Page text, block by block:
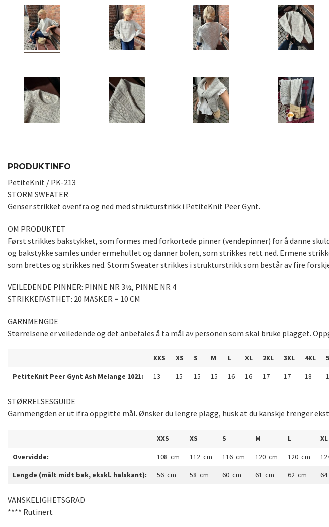
PRODUKTINFO
PetiteKnit / PK-213
STORM SWEATER
Genser strikket ovenfra og ned med strukturstrikk i PetiteKnit Peer Gynt.
OM PRODUKTET
Først strikkes bakstykket, som formes med forkortede pinner (vendepinner) for å danne
og bakstykke samles under ermehullet og danner bolen, som strikkes rett ned. Ermene
som brettes og strikkes ned. Storm Sweater strikkes i strukturstrikk som består av fire
VEILEDENDE PINNER: PINNE NR 3½, PINNE NR 4
STRIKKEFASTHET: 20 MASKER = 10 CM
GARNMENGDE
Størrelsene er veiledende og det anbefales å ta mål av personen som skal bruke plagget.
XXS XS S M L XL 2XL 3XL 4XL
PetiteKnit Peer Gynt Ash Melange 1021: 13 15 15 15 16 16 17 17 18
STØRRELSESGUIDE
Garnmengden er ut ifra oppgitte mål. Ønsker du lengre plagg, husk at du kanskje trenger
XXS XS S M L XL
Overvidde: 108 cm 112 cm 116 cm 120 cm 120 cm
Lengde (målt midt bak, ekskl. halskant):
56 cm 58 cm 60 cm 61 cm 62 cm
VANSKELIGHETSGRAD
**** Rutinert